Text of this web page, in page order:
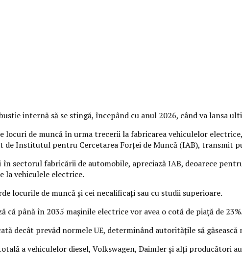
internă să se stingă, începând cu anul 2026, când va lansa
locuri de muncă în urma trecerii la fabricarea vehiculelor
Institutul pentru Cercetarea Forţei de Muncă (IAB), transmit
sectorul fabricării de automobile, apreciază IAB, deoarece
la vehiculele electrice.
locurile de muncă şi cei necalificaţi sau cu studii superioare.
până în 2035 maşinile electrice vor avea o cotă de piaţă de 23%.
decât prevăd normele UE, determinând autorităţile să găsească
a vehiculelor diesel, Volkswagen, Daimler şi alţi producători